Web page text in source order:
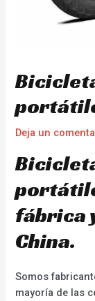
Deja un
fábrica
China.
Somos
mayoría de las